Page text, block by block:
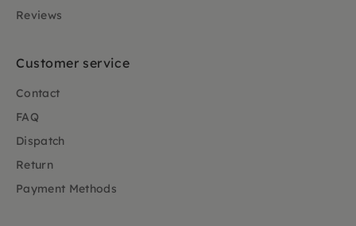
Reviews
Customer service
Contact
FAQ
Dispatch
Return
Payment Methods